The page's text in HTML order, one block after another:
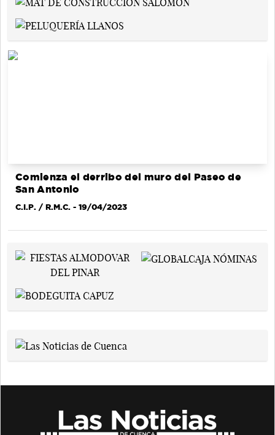
Comienza el derribo del muro del Paseo de
San Antonio
C.I.P. / R.M.C. - 19/04/2023